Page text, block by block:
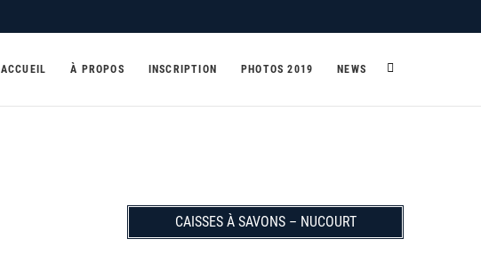
ACCUEIL À PROPOS INSCRIPTION PHOTOS 2019 NEWS
CAISSES À SAVONS – NUCOURT